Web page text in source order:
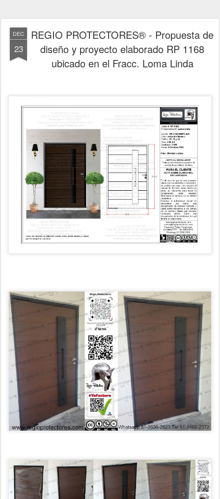
DEC
23
REGIO PROTECTORES® - Propuesta de
diseño y proyecto elaborado RP 1168
ubicado en el Fracc. Loma Linda